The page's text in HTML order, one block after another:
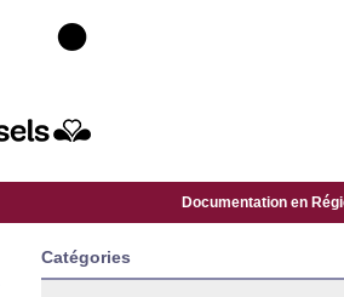
Documentation en
Catégories